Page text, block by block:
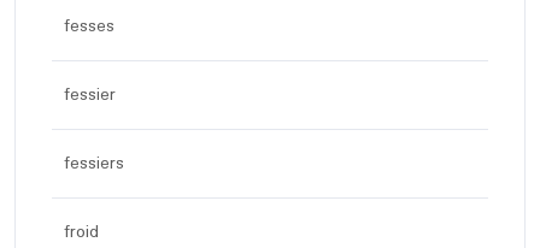
fesses
fessier
fessiers
froid